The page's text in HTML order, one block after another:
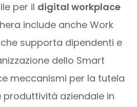
per il digital workplace
include anche Work
supporta dipendenti e
dello Smart
meccanismi per la tutela
produttività aziendale in